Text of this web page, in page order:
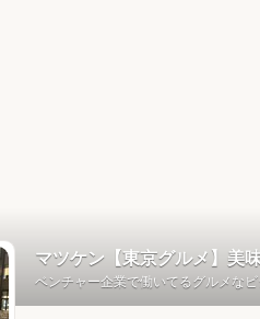
マツケン【東京グルメ】美
ベンチャー企業で働いてるグルメな